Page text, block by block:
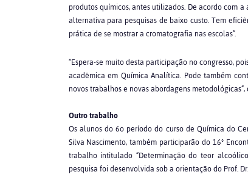
produtos químicos, antes utilizados. De acordo com
alternativa para pesquisas de baixo custo. Tem
prática de se mostrar a cromatografia nas escolas”.
“Espera-se muito desta participação no congresso,
acadêmica em Química Analítica. Pode também
novos trabalhos e novas abordagens
Outro trabalho
Os alunos do 6o período do curso de Química do
Silva Nascimento, também participarão do 16º
trabalho intitulado “Determinação do teor
pesquisa foi desenvolvida sob a orientação do Prof.